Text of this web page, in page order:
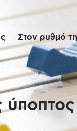
Στον ρυθμό